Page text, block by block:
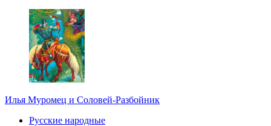
Илья Муромец и Соловей-Разбойник
Русские народные